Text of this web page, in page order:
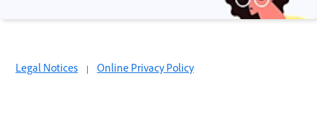
Legal Notices | Online Privacy Policy